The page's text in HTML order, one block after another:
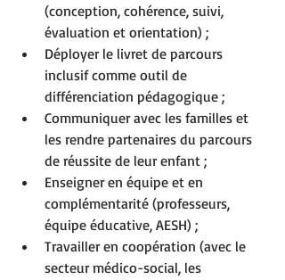
(conception, cohérence, suivi,
évaluation et orientation) ;
Déployer le livret de parcours
inclusif comme outil de
différenciation pédagogique ;
Communiquer avec les familles et
les rendre partenaires du parcours
de réussite de leur enfant ;
Enseigner en équipe et en
complémentarité (professeurs,
équipe éducative, AESH) ;
Travailler en coopération (avec le
secteur médico-social, les